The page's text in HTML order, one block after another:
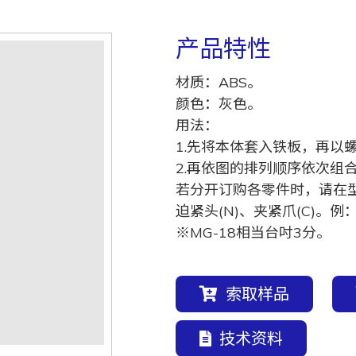
产品特性
材质：ABS。
颜色：灰色。
用法：
1.先将本体套入铁板，再以
2.再依图的排列顺序依次组
若分开订购各零件时，请在
迫紧头(N)、夹紧爪(C)。例
※MG-18相当台吋3分。
索取样品
技术资料